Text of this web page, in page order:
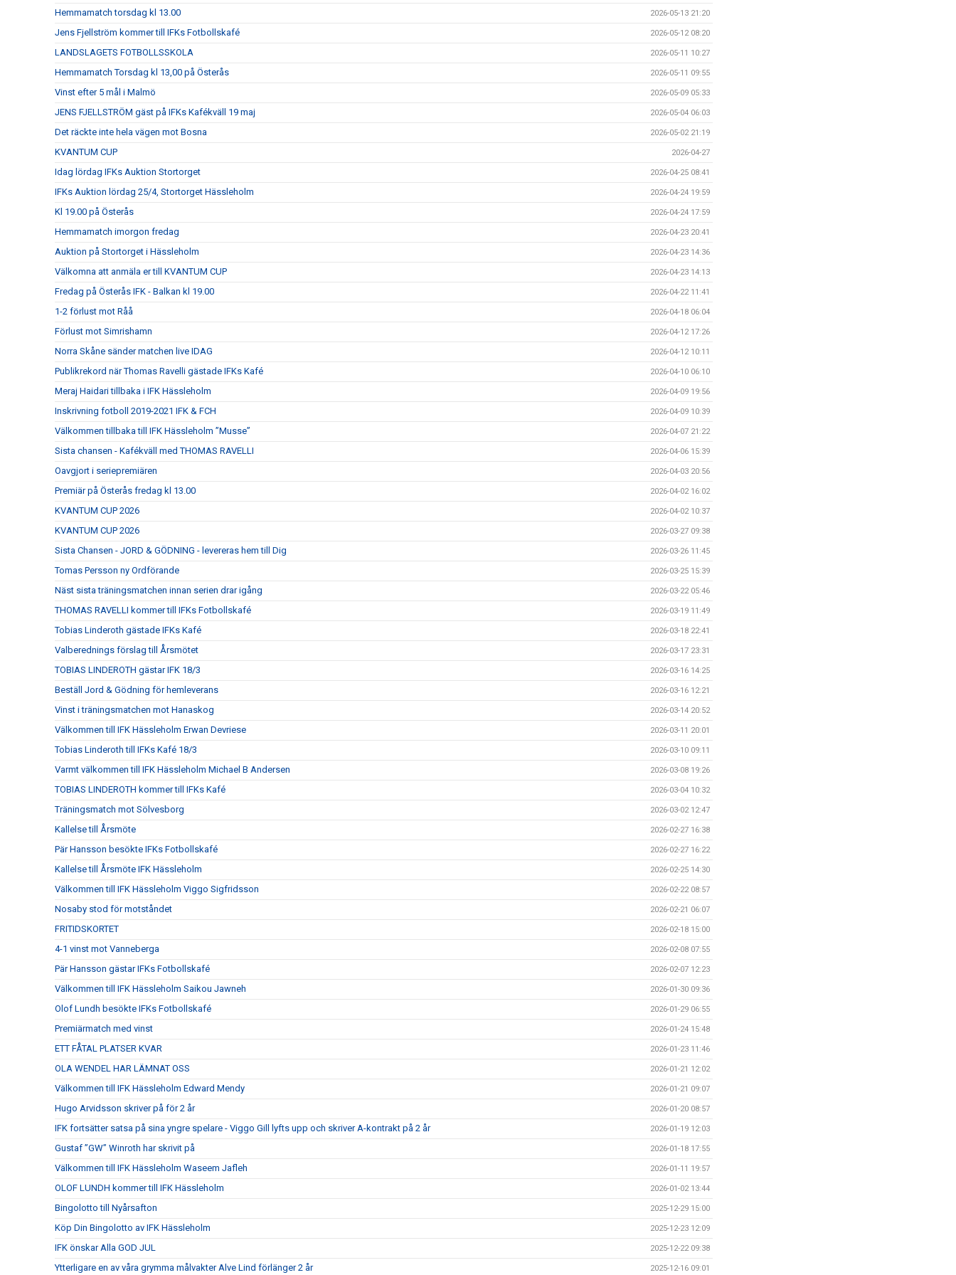
Hemmamatch torsdag kl 13.00 2026-05-13 21:20
Jens Fjellström kommer till IFKs Fotbollskafé 2026-05-12 08:20
LANDSLAGETS FOTBOLLSSKOLA 2026-05-11 10:27
Hemmamatch Torsdag kl 13,00 på Österås 2026-05-11 09:55
Vinst efter 5 mål i Malmö 2026-05-09 05:33
JENS FJELLSTRÖM gäst på IFKs Kafékväll 19 maj 2026-05-04 06:03
Det räckte inte hela vägen mot Bosna 2026-05-02 21:19
KVANTUM CUP 2026-04-27
Idag lördag IFKs Auktion Stortorget 2026-04-25 08:41
IFKs Auktion lördag 25/4, Stortorget Hässleholm 2026-04-24 19:59
Kl 19.00 på Österås 2026-04-24 17:59
Hemmamatch imorgon fredag 2026-04-23 20:41
Auktion på Stortorget i Hässleholm 2026-04-23 14:36
Välkomna att anmäla er till KVANTUM CUP 2026-04-23 14:13
Fredag på Österås IFK - Balkan kl 19.00 2026-04-22 11:41
1-2 förlust mot Råå 2026-04-18 06:04
Förlust mot Simrishamn 2026-04-12 17:26
Norra Skåne sänder matchen live IDAG 2026-04-12 10:11
Publikrekord när Thomas Ravelli gästade IFKs Kafé 2026-04-10 06:10
Meraj Haidari tillbaka i IFK Hässleholm 2026-04-09 19:56
Inskrivning fotboll 2019-2021 IFK & FCH 2026-04-09 10:39
Välkommen tillbaka till IFK Hässleholm ”Musse” 2026-04-07 21:22
Sista chansen - Kafékväll med THOMAS RAVELLI 2026-04-06 15:39
Oavgjort i seriepremiären 2026-04-03 20:56
Premiär på Österås fredag kl 13.00 2026-04-02 16:02
KVANTUM CUP 2026 2026-04-02 10:37
KVANTUM CUP 2026 2026-03-27 09:38
Sista Chansen - JORD & GÖDNING - levereras hem till Dig 2026-03-26 11:45
Tomas Persson ny Ordförande 2026-03-25 15:39
Näst sista träningsmatchen innan serien drar igång 2026-03-22 05:46
THOMAS RAVELLI kommer till IFKs Fotbollskafé 2026-03-19 11:49
Tobias Linderoth gästade IFKs Kafé 2026-03-18 22:41
Valberednings förslag till Årsmötet 2026-03-17 23:31
TOBIAS LINDEROTH gästar IFK 18/3 2026-03-16 14:25
Beställ Jord & Gödning för hemleverans 2026-03-16 12:21
Vinst i träningsmatchen mot Hanaskog 2026-03-14 20:52
Välkommen till IFK Hässleholm Erwan Devriese 2026-03-11 20:01
Tobias Linderoth till IFKs Kafé 18/3 2026-03-10 09:11
Varmt välkommen till IFK Hässleholm Michael B Andersen 2026-03-08 19:26
TOBIAS LINDEROTH kommer till IFKs Kafé 2026-03-04 10:32
Träningsmatch mot Sölvesborg 2026-03-02 12:47
Kallelse till Årsmöte 2026-02-27 16:38
Pär Hansson besökte IFKs Fotbollskafé 2026-02-27 16:22
Kallelse till Årsmöte IFK Hässleholm 2026-02-25 14:30
Välkommen till IFK Hässleholm Viggo Sigfridsson 2026-02-22 08:57
Nosaby stod för motståndet 2026-02-21 06:07
FRITIDSKORTET 2026-02-18 15:00
4-1 vinst mot Vanneberga 2026-02-08 07:55
Pär Hansson gästar IFKs Fotbollskafé 2026-02-07 12:23
Välkommen till IFK Hässleholm Saikou Jawneh 2026-01-30 09:36
Olof Lundh besökte IFKs Fotbollskafé 2026-01-29 06:55
Premiärmatch med vinst 2026-01-24 15:48
ETT FÅTAL PLATSER KVAR 2026-01-23 11:46
OLA WENDEL HAR LÄMNAT OSS 2026-01-21 12:02
Välkommen till IFK Hässleholm Edward Mendy 2026-01-21 09:07
Hugo Arvidsson skriver på för 2 år 2026-01-20 08:57
IFK fortsätter satsa på sina yngre spelare - Viggo Gill lyfts upp och skriver A-kontrakt på 2 år 2026-01-19 12:03
Gustaf ”GW” Winroth har skrivit på 2026-01-18 17:55
Välkommen till IFK Hässleholm Waseem Jafleh 2026-01-11 19:57
OLOF LUNDH kommer till IFK Hässleholm 2026-01-02 13:44
Bingolotto till Nyårsafton 2025-12-29 15:00
Köp Din Bingolotto av IFK Hässleholm 2025-12-23 12:09
IFK önskar Alla GOD JUL 2025-12-22 09:38
Ytterligare en av våra grymma målvakter Alve Lind förlänger 2 år 2025-12-16 09:01